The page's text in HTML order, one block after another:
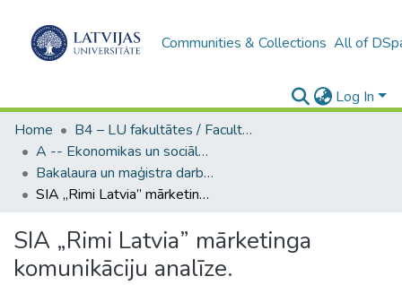
Communities & Collections All of
Log In
Home
B4 – LU fakultātes / Faculties of the UL
A -- Ekonomikas un sociālo zinātņu fakultāte / Faculty of Economics and Social Sciences
Bakalaura un maģistra darbi (ESZF) / Bachelor's and Master's theses
SIA „Rimi Latvia” mārketinga komunikāciju analīze.
SIA „Rimi Latvia” mārketinga
komunikāciju analīze.